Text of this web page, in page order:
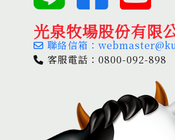
光泉牧場股份有限
聯絡信箱：
客服電話：0800-092-898